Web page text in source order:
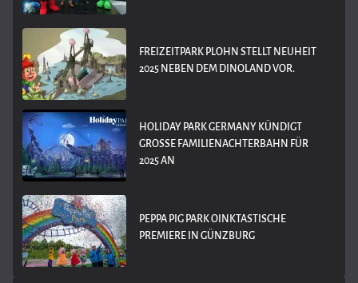
FREIZEITPARK PLOHN STELLT NEUHEIT
2025 NEBEN DEM DINOLAND VOR.
HOLIDAY PARK GERMANY KÜNDIGT
GROSSE FAMILIENACHTERBAHN FÜR 2
025 AN
PEPPA PIG PARK OINKTASTISCHE
PREMIERE IN GÜNZBURG